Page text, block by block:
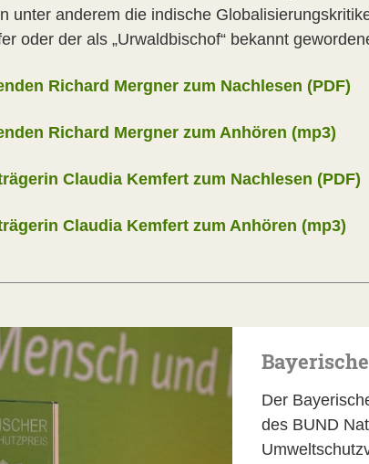
unter anderem die indische
oder der als „Urwaldbischof“ bekannt
Richard Mergner zum Nachlesen (PDF)
Richard Mergner zum Anhören (mp3)
Claudia Kemfert zum Nachlesen (PDF)
Claudia Kemfert zum Anhören (mp3)
Der
des BUND